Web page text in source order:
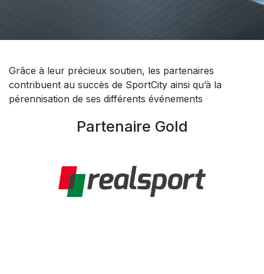
Grâce à leur précieux soutien, les partenaires
contribuent au succès de SportCity ainsi qu’à la
pérennisation de ses différents événements
Partenaire Gold